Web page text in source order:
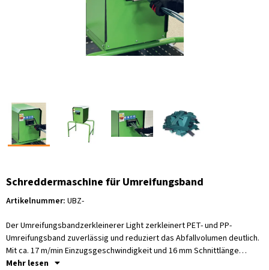
Schreddermaschine für Umreifungsband
Artikelnummer: UBZ-
Der Umreifungsbandzerkleinerer Light zerkleinert PET- und PP-
Umreifungsband zuverlässig und reduziert das Abfallvolumen deutlich.
Mit ca. 17 m/min Einzugsgeschwindigkeit und 16 mm Schnittlänge
eignet sich die Maschine für mehr Ordnung, Sicherheit und eine
Mehr lesen